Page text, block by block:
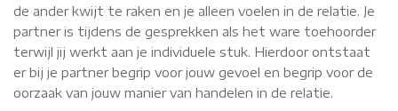
de ander kwijt te raken en je alleen voelen in de relatie. Je
partner is tijdens de gesprekken als het ware toehoorder
terwijl jij werkt aan je individuele stuk. Hierdoor ontstaat
er bij je partner begrip voor jouw gevoel en begrip voor de
oorzaak van jouw manier van handelen in de relatie.